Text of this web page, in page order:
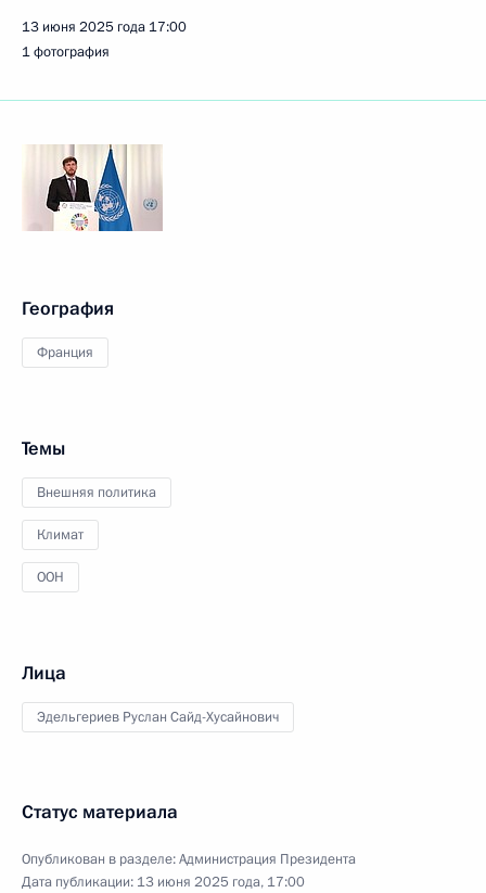
13 июня 2025 года 17:00
1 фотография
География
Франция
Темы
Внешняя политика
Климат
ООН
Лица
Эдельгериев Руслан Сайд-Хусайнович
Статус материала
Опубликован в разделе:Администрация Президента
Дата публикации: 13 июня 2025 года, 17:00